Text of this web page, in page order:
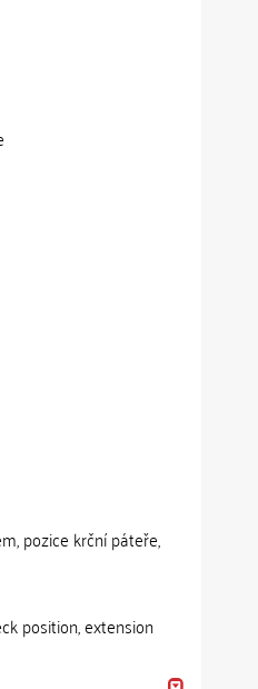
pozice krční páteře,
position, extension